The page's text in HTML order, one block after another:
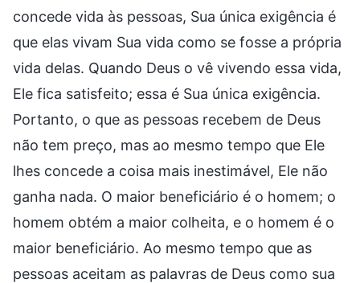
concede vida às pessoas, Sua única exigência é
que elas vivam Sua vida como se fosse a própria
vida delas. Quando Deus o vê vivendo essa vida,
Ele fica satisfeito; essa é Sua única exigência.
Portanto, o que as pessoas recebem de Deus
não tem preço, mas ao mesmo tempo que Ele
lhes concede a coisa mais inestimável, Ele não
ganha nada. O maior beneficiário é o homem; o
homem obtém a maior colheita, e o homem é o
maior beneficiário. Ao mesmo tempo que as
pessoas aceitam as palavras de Deus como sua